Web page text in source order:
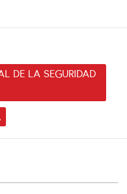
DE LA SEGURIDAD